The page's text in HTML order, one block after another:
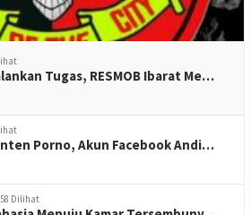
Tugas, RESMOB Ibarat Me…
Porno, Akun Facebook Andi…
Dilihat